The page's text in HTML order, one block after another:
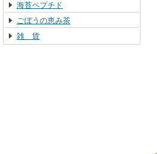
海苔ペプチド
ごぼうの恵み茶
雑 貨